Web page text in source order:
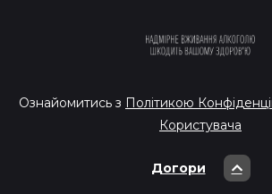
Ознайомитись з Політикою
Користувача
Догори